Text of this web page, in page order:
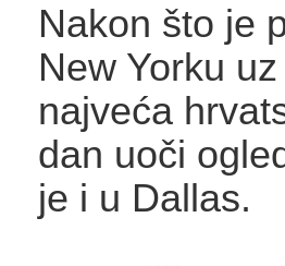
Nakon što je
New Yorku
najveća
dan uoči
je i u Dallas.